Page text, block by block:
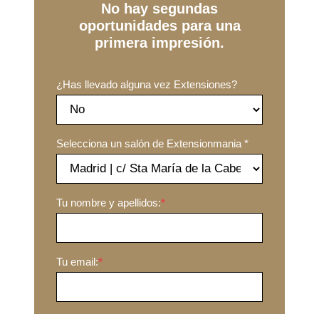
No hay segundas
oportunidades para una
primera impresión.
¿Has llevado alguna vez Extensiones?
Selecciona un salón de Extensionmania *
Tu nombre y apellidos:*
Tu email:*